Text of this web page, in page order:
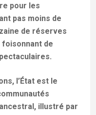
pour les
pas moins de
de réserves
foisonnant de
l’État est le
illustré par